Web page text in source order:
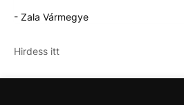
- Zala Vármegye
Hirdess itt